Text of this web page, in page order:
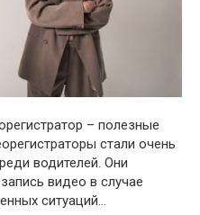
– полезные
стали очень
водителей. Они
видео в случае
ситуаций…